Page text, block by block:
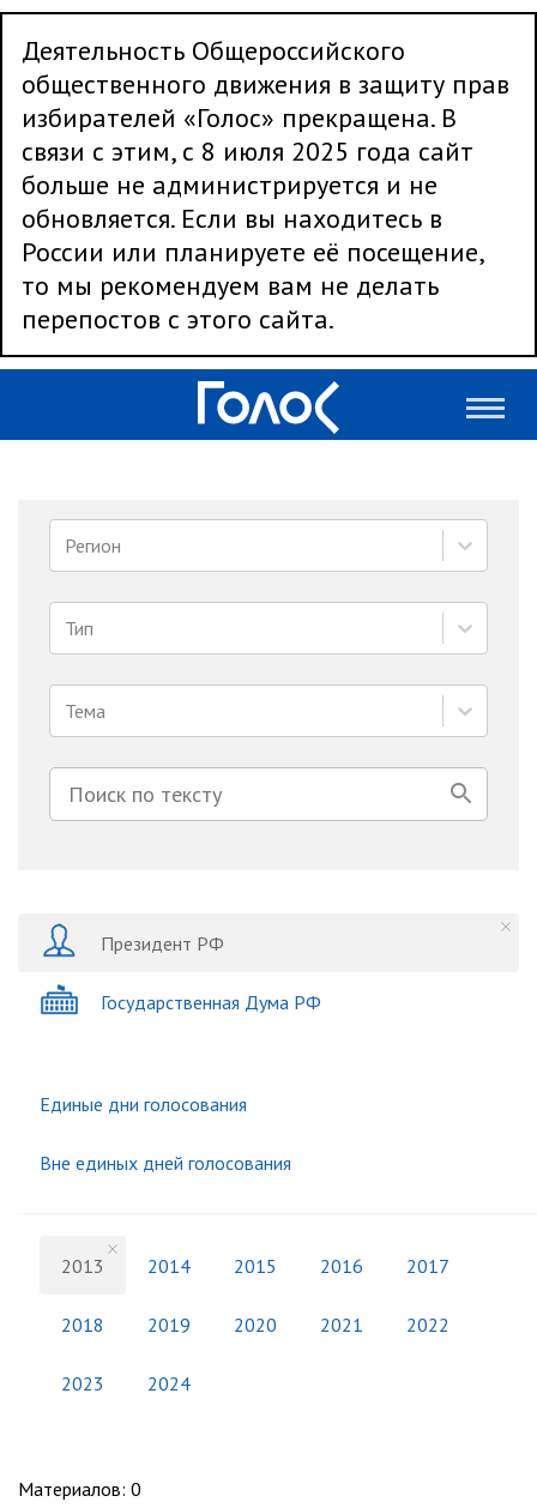
Деятельность Общероссийского
общественного движения в защиту прав
избирателей «Голос» прекращена. В
связи с этим, с 8 июля 2025 года сайт
больше не администрируется и не
обновляется. Если вы находитесь в
России или планируете её посещение,
то мы рекомендуем вам не делать
перепостов с этого сайта.
Регион
Тип
Тема
Президент РФ
Государственная Дума РФ
Единые дни голосования
Вне единых дней голосования
2013 2014 2015 2016 2017
2018 2019 2020 2021 2022
2023 2024
Материалов: 0